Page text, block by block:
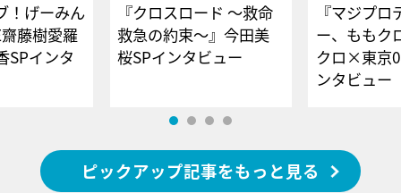
！げーみん
藤樹愛羅
SPインタ
『クロスロード ～救命
救急の約束～』今田美
桜SPインタビュー
『マジプロ
ー、ももク
クロ×東京
ンタビュー
ピックアップ記事をもっと見る